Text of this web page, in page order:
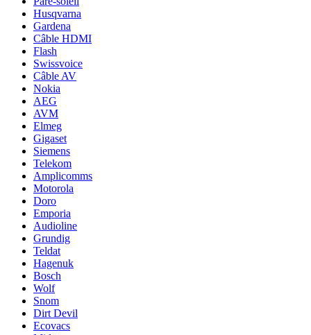
Husqvarna
Gardena
Câble HDMI
Flash
Swissvoice
Câble AV
Nokia
AEG
AVM
Elmeg
Gigaset
Siemens
Telekom
Amplicomms
Motorola
Doro
Emporia
Audioline
Grundig
Teldat
Hagenuk
Bosch
Wolf
Snom
Dirt Devil
Ecovacs